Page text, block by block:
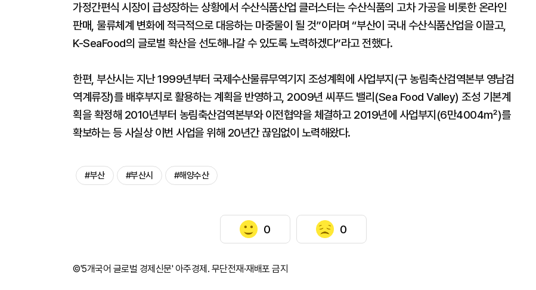
가정간편식 시장이 급성장하는 상황에서 수산식품산업 클러스터는 수산식품의 고차 가공을 비롯한 온라인
판매, 물류체계 변화에 적극적으로 대응하는 마중물이 될 것”이라며 “부산이 국내 수산식품산업을 이끌고,
K-SeaFood의 글로벌 확산을 선도해나갈 수 있도록 노력하겠다”라고 전했다.
한편, 부산시는 지난 1999년부터 국제수산물류무역기지 조성계획에 사업부지(구 농림축산검역본부 영남검
역계류장)를 배후부지로 활용하는 계획을 반영하고, 2009년 씨푸드 밸리(Sea Food Valley) 조성 기본계
획을 확정해 2010년부터 농림축산검역본부와 이전협약을 체결하고 2019년에 사업부지(6만4004㎡)를
확보하는 등 사실상 이번 사업을 위해 20년간 끊임없이 노력해왔다.
#부산 #부산시 #해양수산
0 0
©'5개국어 글로벌 경제신문' 아주경제. 무단전재·재배포 금지